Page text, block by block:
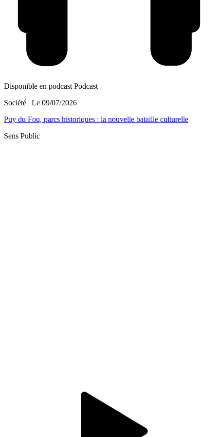
Disponible en podcast Podcast
Société | Le 09/07/2026
Puy du Fou, parcs historiques : la nouvelle bataille culturelle
Sens Public